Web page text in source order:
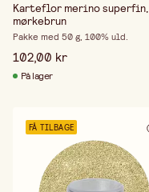
Karteflor merino superfin,
mørkebrun
Pakke med 50 g, 100% uld.
102,00 kr
På lager
FÅ TILBAGE